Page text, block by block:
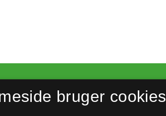
bruger cookies